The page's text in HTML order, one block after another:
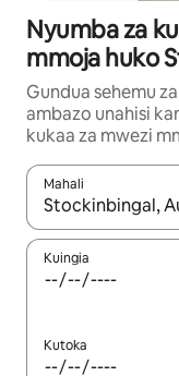
Nyumba za
mmoja huko
Gundua sehemu
ambazo unahisi
kukaa za mwezi
Mahali
Wakati matokeo
Kuingia
Kutoka